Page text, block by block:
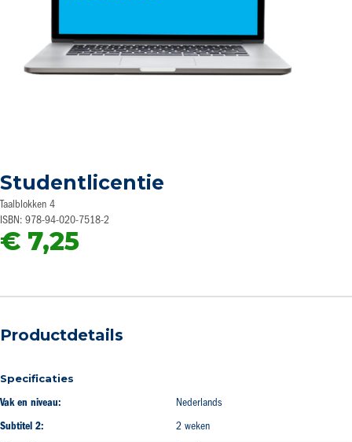
Studentlicentie
Taalblokken 4
ISBN: 978-94-020-7518-2
€ 7,25
het
begin
van
de
afbeeldingen-
Productdetails
Specificaties
Vak en niveau:
Nederlands
Subtitel 2:
2 weken